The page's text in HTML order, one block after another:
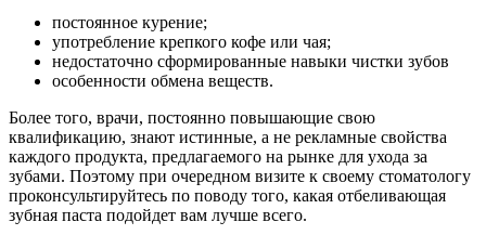
постоянное курение;
употребление крепкого кофе или чая;
недостаточно сформированные навыки чистки зубов
особенности обмена веществ.
Более того, врачи, постоянно повышающие свою
квалификацию, знают истинные, а не рекламные свойства
каждого продукта, предлагаемого на рынке для ухода за
зубами. Поэтому при очередном визите к своему стоматологу
проконсультируйтесь по поводу того, какая отбеливающая
зубная паста подойдет вам лучше всего.